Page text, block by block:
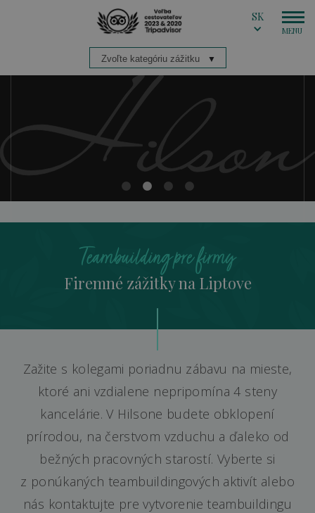
SK
Teambuilding pre firmy
Firemné zážitky na Liptove
Zažite s kolegami poriadnu zábavu na mieste,
ktoré ani vzdialene nepripomína 4 steny
kancelárie. V Hilsone budete obklopení
prírodou, na čerstvom vzduchu a ďaleko od
bežných pracovných starostí. Vyberte si
z ponúkaných teambuildingových aktivít alebo
nás kontaktujte pre vytvorenie teambuildingu